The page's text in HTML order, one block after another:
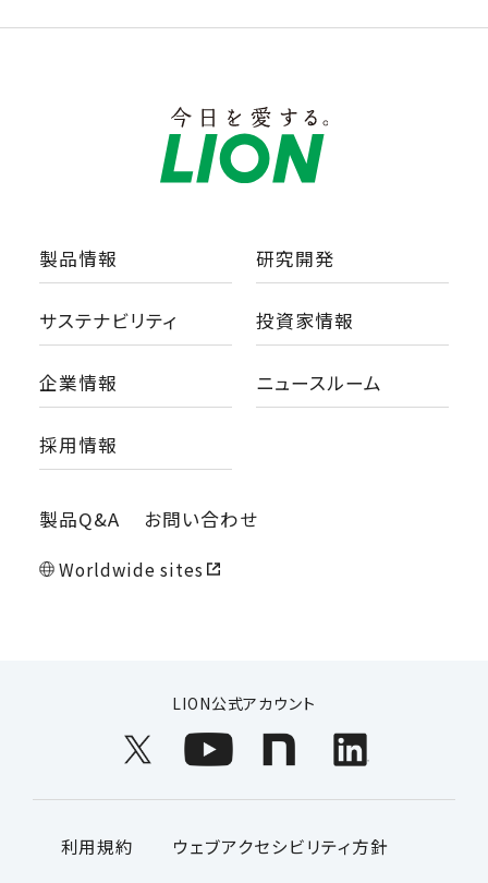
製品情報 研究開発
サステナビリティ 投資家情報
企業情報 ニュースルーム
採用情報
製品Q&A お問い合わせ
Worldwide sites
LION公式アカウント
利用規約
ウェブアクセシビリティ方針